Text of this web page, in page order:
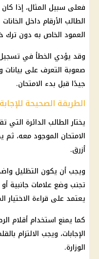
الطالب الأرقام داخل
العمود الخاص به دون ترك
وقد يؤدي الخطأ في
صعوبة التعرف على بيانات
جيدًا قبل بدء الامتحان.
الطريقة الصحيحة
يختار الطالب الدائرة
الامتحان الموجود معه،
أزرق.
ويجب أن يكون التظليل
تجنب وضع علامات جانبية
يعتمد على قراءة الاختيار
كما يمنع استخدام أقلام
الإجابات، ويجب الالتزام
الوزارة.